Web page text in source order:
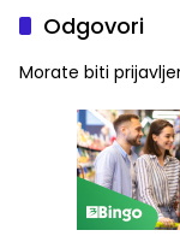
Odgovori
Morate biti